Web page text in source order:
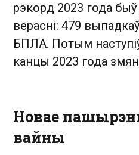
рэкорд 2023 года
верасні: 479
БПЛА. Потым
канцы 2023 года
Новае
вайны